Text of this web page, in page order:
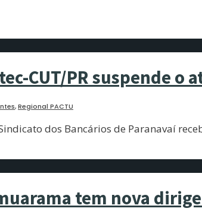
CUT/PR suspende
,Regional PACTU
dos Bancários de Paranavaí
tem nova